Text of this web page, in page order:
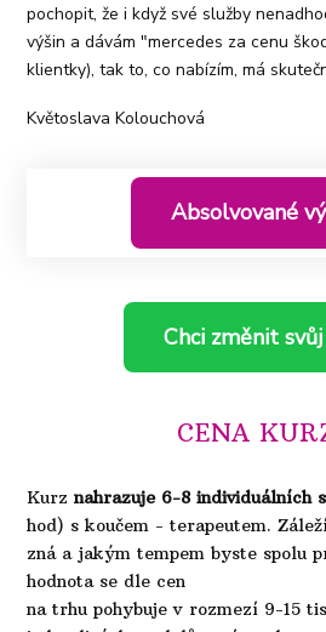
pochopit, že i když své služby
výšin a dávám "mercedes za cenu
klientky), tak to, co nabízím, má
Květoslava Kolouchová
Absolvované
Chci změnit
CENA
Kurznahrazuje 6-8 individuálních
hod) s koučem - terapeutem.
zná a jakým tempem byste spolu
hodnota se dle cen
na trhu pohybuje v rozmezí 9-15